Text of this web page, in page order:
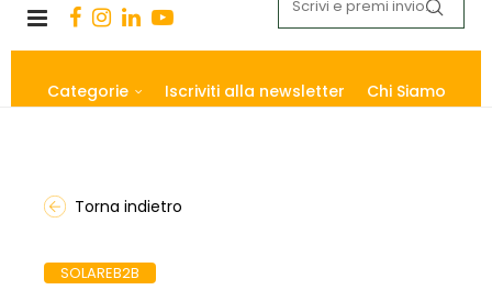
Categorie Iscriviti alla newsletter Chi Siamo
Torna indietro
SOLAREB2B